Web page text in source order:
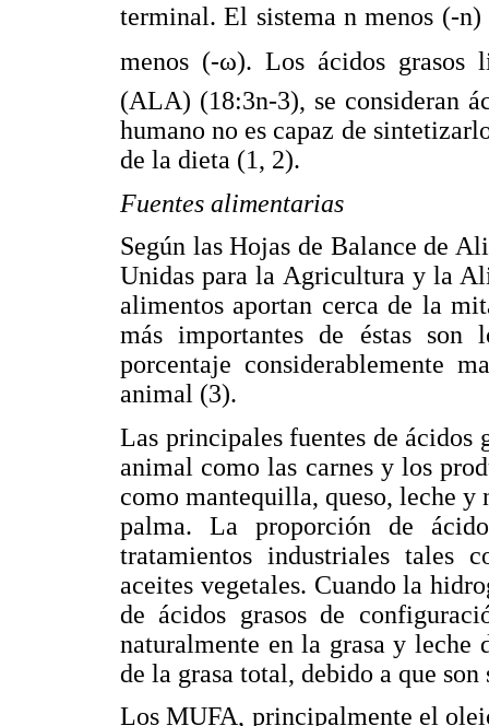
terminal. El sistema n menos (-
menos (-ω). Los ácidos
(ALA) (18:3n-3), se consideran
humano no es capaz de
de la dieta (1, 2).
Fuentes alimentarias
Según las Hojas de Balance de
Unidas para la Agricultura y la
alimentos aportan cerca de la
más importantes de éstas son
porcentaje considerablemente
animal (3).
Las principales fuentes de ácidos
animal como las carnes y los
como mantequilla, queso, leche y
palma. La proporción de
tratamientos industriales tales
aceites vegetales. Cuando la
de ácidos grasos de
naturalmente en la grasa y leche
de la grasa total, debido a que
Los MUFA, principalmente el